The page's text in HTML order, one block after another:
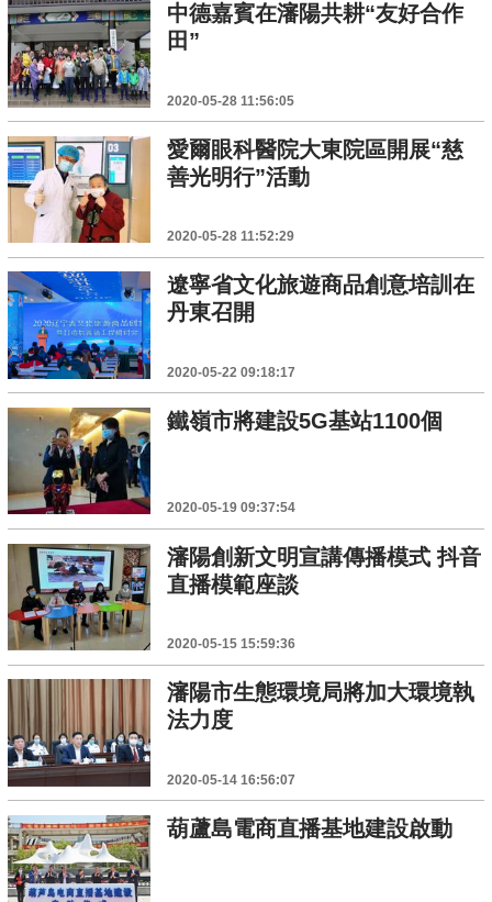
中德嘉賓在瀋陽共耕“友好合作
田”
2020-05-28 11:56:05
愛爾眼科醫院大東院區開展“慈
善光明行”活動
2020-05-28 11:52:29
遼寧省文化旅遊商品創意培訓在
丹東召開
2020-05-22 09:18:17
鐵嶺市將建設5G基站1100個
2020-05-19 09:37:54
瀋陽創新文明宣講傳播模式 抖音
直播模範座談
2020-05-15 15:59:36
瀋陽市生態環境局將加大環境執
法力度
2020-05-14 16:56:07
葫蘆島電商直播基地建設啟動